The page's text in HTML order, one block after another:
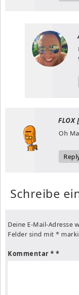
FLOX
Oh
Schreibe
Deine E-Mail-Adresse
Felder sind mit *
Kommentar *